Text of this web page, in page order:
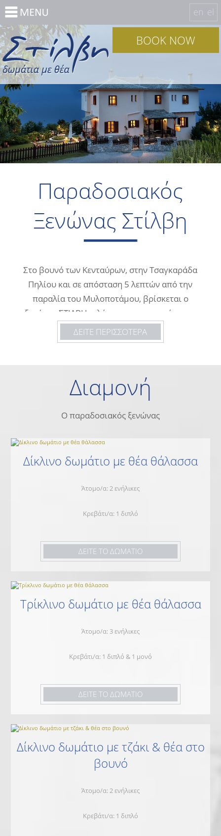
en el
BOOK NOW
Παραδοσιακός
Ξενώνας Στίλβη
Στο βουνό των Κενταύρων, στην Τσαγκαράδα
Πηλίου και σε απόσταση 5 λεπτών από την
παραλία του Μυλοποτάμου, βρίσκεται ο
ξενώνας ΣΤΙΛΒΗ, πλήρως ανακαινισμένος το
2004.
εναρμονίζονται έτσι ώστε να σας
προσφέρουν ένα σκηνικό απόλυτης ηρεμίας
και χαλάρωσης.
ΔΕΙΤΕ ΠΕΡΙΣΣΟΤΕΡΑ
Διαμονή
Ο παραδοσιακός ξενώνας
Δίκλινο δωμάτιο με θέα θάλασσα
Άτομο/α: 2 ενήλικες
Κρεβάτι/α: 1 διπλό
ΔΕΙΤΕ ΤΟ ΔΩΜΑΤΙΟ
Τρίκλινο δωμάτιο με θέα θάλασσα
Άτομο/α: 3 ενήλικες
Κρεβάτι/α: 1 διπλό & 1 μονό
ΔΕΙΤΕ ΤΟ ΔΩΜΑΤΙΟ
Δίκλινο δωμάτιο με τζάκι & θέα στο
βουνό
Άτομο/α: 2 ενήλικες
Κρεβάτι/α: 1 διπλό